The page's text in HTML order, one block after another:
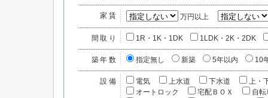
家賃 万円以上
間取り 1R・1K・1DK 1LDK・2K・2DK
築年数 指定無し 新築 5年以内 10
設備 電気 上水道 下水道
上・
オートロック
宅配ＢＯＸ
自転